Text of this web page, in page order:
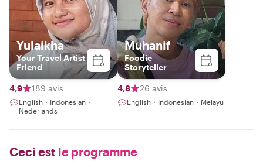
Yulaikha
Your Travel Artist
Friend
4,9 189 avis
English・Indonesian・
Nederlands
Muhanif
Foodie
Storyteller
4,8 26 avis
English・Indonesian・Melayu
Ceci est le programme